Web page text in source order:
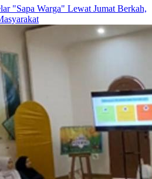
"Sapa Warga" Lewat Jumat Berkah,